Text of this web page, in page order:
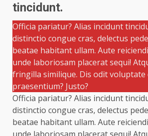
tincidunt.
Officia pariatur? Alias incidunt
distinctio congue cras, delectus
beatae habitant ullam. Aute
unde laboriosam placerat sequi!
fringilla similique. Dis odit
praesentium? Justo?
Officia pariatur? Alias incidunt
distinctio congue cras, delectus
beatae habitant ullam. Aute